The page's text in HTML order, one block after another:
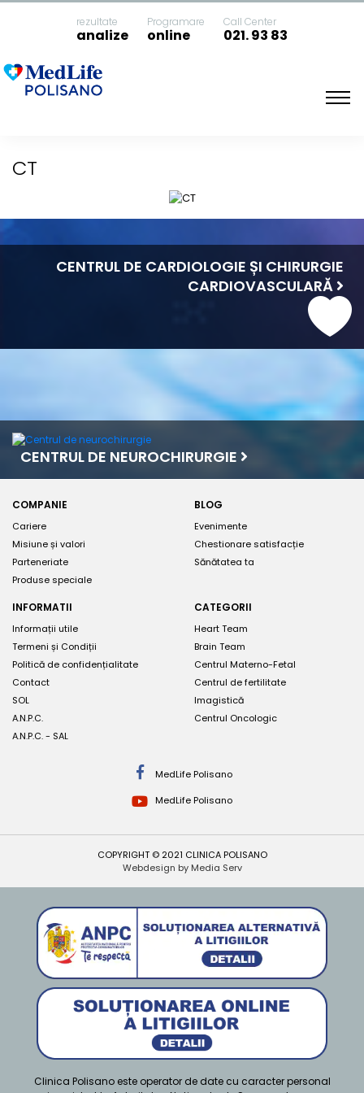
rezultate
analize
Programare
online
Call Center
021. 93 83
CT
CENTRUL DE CARDIOLOGIE ȘI CHIRURGIE
CARDIOVASCULARĂ
CENTRUL DE NEUROCHIRURGIE
COMPANIE
Cariere
Misiune și valori
Parteneriate
Produse speciale
BLOG
Evenimente
Chestionare satisfacție
Sănătatea ta
INFORMATII
Informații utile
Termeni și Condiții
Politică de confidențialitate
Contact
SOL
A.N.P.C.
A.N.P.C. - SAL
CATEGORII
Heart Team
Brain Team
Centrul Materno-Fetal
Centrul de fertilitate
Imagistică
Centrul Oncologic
MedLife Polisano
MedLife Polisano
COPYRIGHT © 2021 CLINICA POLISANO
Webdesign by Media Serv
Clinica Polisano este operator de date cu caracter personal